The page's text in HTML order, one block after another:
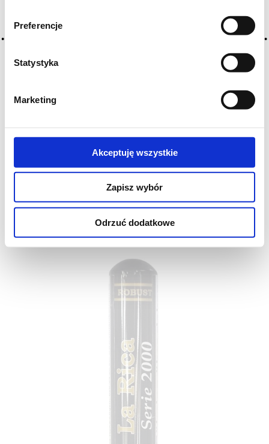
Preferencje
Statystyka
Marketing
Akceptuję wszystkie
Zapisz wybór
Odrzuć dodatkowe
Cygaro H. Upmann Regalias
KUBA
H. Upmann Regalias to cygaro eleganckie, spokojne i
bardzo klasycznie...